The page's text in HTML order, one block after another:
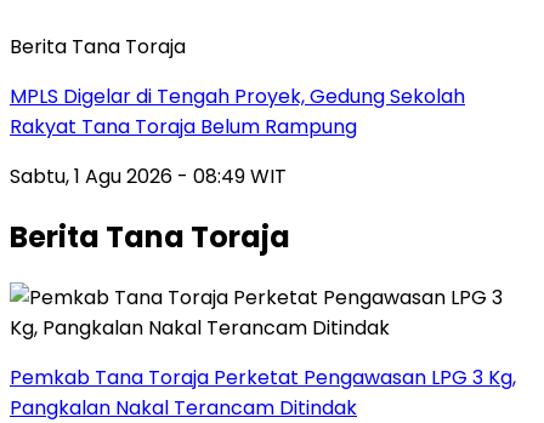
Berita Tana Toraja
MPLS Digelar di Tengah Proyek, Gedung Sekolah
Rakyat Tana Toraja Belum Rampung
Sabtu, 1 Agu 2026 - 08:49 WIT
Berita Tana Toraja
Pemkab Tana Toraja Perketat Pengawasan LPG 3 Kg,
Pangkalan Nakal Terancam Ditindak